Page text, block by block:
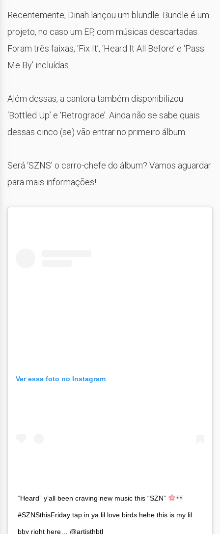
Recentemente, Dinah lançou um blundle. Bundle é um
projeto, no caso um EP, com músicas descartadas.
Foram três faixas, ‘Fix It’, ‘Heard It All Before’ e ‘Pass
Me By’ incluídas.
Além dessas, a cantora também disponibilizou
‘Bottled Up’ e ‘Retrograde’. Ainda não se sabe quais
dessas cinco (se) vão entrar no primeiro álbum.
Será ‘SZNS’ o carro-chefe do álbum? Vamos aguardar
para mais informações!
Ver essa foto no Instagram
“Heard” y’all been craving new music this “SZN”
#SZNSthisFriday tap in ya lil love birds hehe this is my lil
bby right here… @artisthbtl